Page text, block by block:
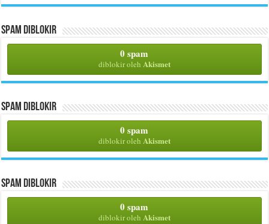
Spam Diblokir
0 spam
diblokir oleh Akismet
Spam Diblokir
0 spam
diblokir oleh Akismet
Spam Diblokir
0 spam
diblokir oleh Akismet